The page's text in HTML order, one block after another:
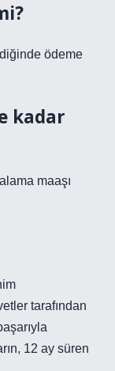
ödeme
kadar
maaşı
tarafından
12 ay süren